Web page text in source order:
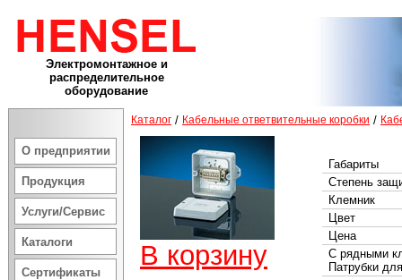
Электромонтажное и
распределительное
оборудование
О предприятии
Продукция
Услуги/Сервис
Каталоги
Сертификаты
Каталог / Кабельные ответвительные коробки /
В корзину
Габариты
Степень
Клемник
Цвет
Цена
С рядными
Патрубки